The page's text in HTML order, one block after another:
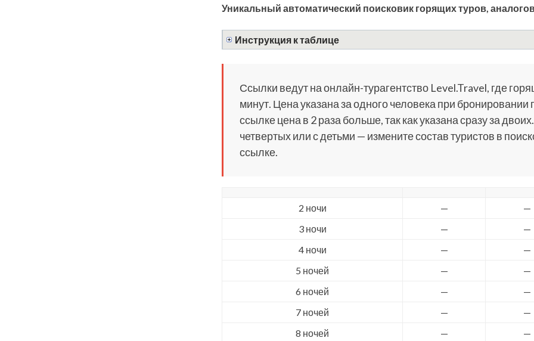
Уникальный автоматический поисковик горящих туров, аналогов
Инструкция к таблице
Ссылки ведут на онлайн-турагентство Level.Travel, где
минут. Цена указана за одного человека при
ссылке цена в 2 раза больше, так как указана сразу за
четвертых или с детьми — измените состав туристов в
ссылке.
2 ночи — —
3 ночи
— —
4 ночи
— —
5 ночей
— —
6 ночей
— —
7 ночей
— —
8 ночей
— —